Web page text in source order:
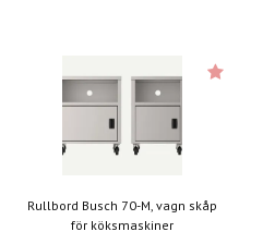
Rullbord Busch 70-M, vagn skåp
för köksmaskiner